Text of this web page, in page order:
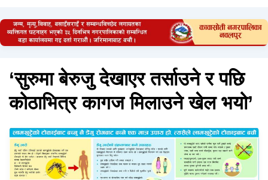
‘सुरुमा बेरुजु देखाएर तर्साउने र पछि
कोठाभित्र कागज मिलाउने खेल भयो’